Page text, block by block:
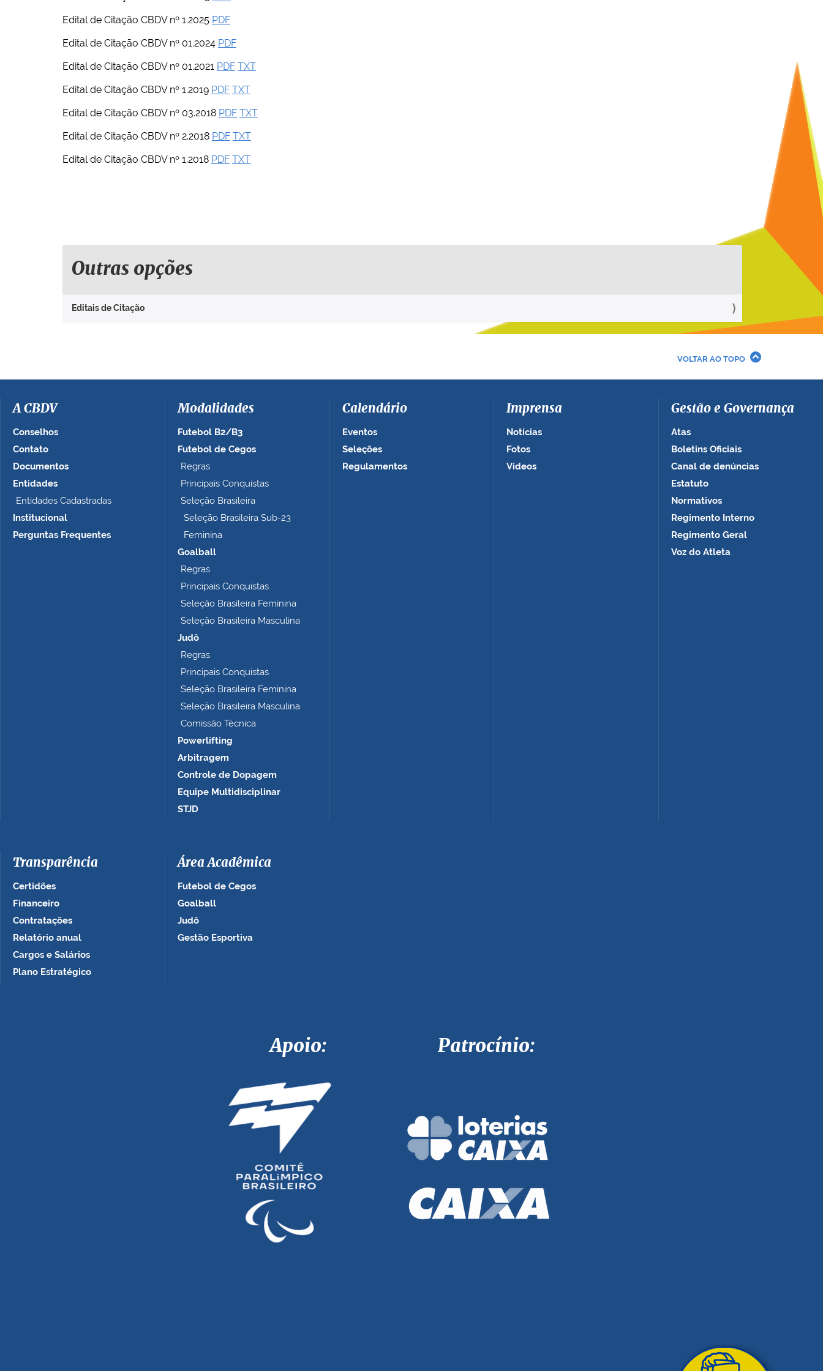
i
Edital de Citação CBDV nº 1.2025 PDF
Edital de Citação CBDV nº 01.2024 PDF
Edital de Citação CBDV nº 01.2021 PDF TXT
Edital de Citação CBDV nº 1.2019 PDF TXT
Edital de Citação CBDV nº 03.2018 PDF TXT
Edital de Citação CBDV nº 2.2018 PDF TXT
Edital de Citação CBDV nº 1.2018 PDF TXT
Outras opções
Editais de Citação
VOLTAR AO TOPO
A CBDV
Conselhos
Contato
Documentos
Entidades
Entidades Cadastradas
Institucional
Perguntas Frequentes
Modalidades
Futebol B2/B3
Futebol de Cegos
Regras
Principais Conquistas
Seleção Brasileira
Seleção Brasileira Sub-23
Feminina
Goalball
Regras
Principais Conquistas
Seleção Brasileira Feminina
Seleção Brasileira Masculina
Judô
Regras
Principais Conquistas
Seleção Brasileira Feminina
Seleção Brasileira Masculina
Comissão Técnica
Powerlifting
Arbitragem
Controle de Dopagem
Equipe Multidisciplinar
STJD
Calendário
Eventos
Seleções
Regulamentos
Imprensa
Notícias
Fotos
Vídeos
Gestão e Governança
Atas
Boletins Oficiais
Canal de denúncias
Estatuto
Normativos
Regimento Interno
Regimento Geral
Voz do Atleta
Transparência
Certidões
Financeiro
Contratações
Relatório anual
Cargos e Salários
Plano Estratégico
Área Acadêmica
Futebol de Cegos
Goalball
Judô
Gestão Esportiva
Apoio: Patrocínio: